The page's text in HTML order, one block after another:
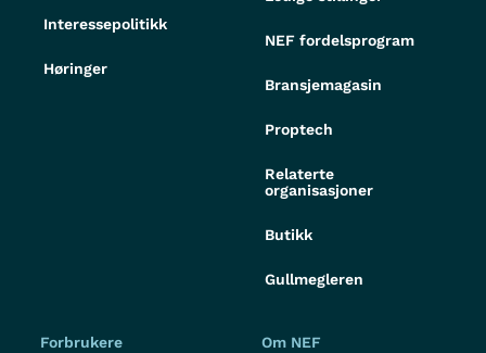
Interessepolitikk
Høringer
NEF fordelsprogram
Bransjemagasin
Proptech
Relaterte
organisasjoner
Butikk
Gullmegleren
Forbrukere Om NEF